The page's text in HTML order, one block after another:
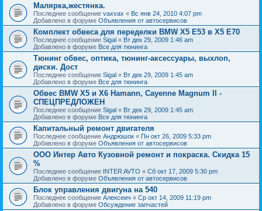
Малярка,жестянка.
Последнее сообщение vaxvax « Вс янв 24, 2010 4:07 pm
Добавлено в форуме Объявления от автосервисов
Комплект обвеса для переделки BMW X5 E53 в X5 E70
Последнее сообщение Sigal « Вт дек 29, 2009 1:46 am
Добавлено в форуме Все для тюнинга
Тюнинг обвес, оптика, тюнинг-аксессуары, выхлоп,
диски. Дост
Последнее сообщение Sigal « Вт дек 29, 2009 1:45 am
Добавлено в форуме Все для тюнинга
Обвес BMW X5 и X6 Hamann, Cayenne Magnum II -
СПЕЦПРЕДЛОЖЕН
Последнее сообщение Sigal « Вт дек 29, 2009 1:45 am
Добавлено в форуме Все для тюнинга
Капитальный ремонт двигателя
Последнее сообщение Андрюшок « Пн окт 26, 2009 5:33 pm
Добавлено в форуме Объявления от автосервисов
ООО Интер Авто Кузовной ремонт и покраска. Скидка 15
%
Последнее сообщение INTER AVTO « Сб окт 17, 2009 5:30 pm
Добавлено в форуме Объявления от автосервисов
Блок управления двигуна на 540
Последнее сообщение Алексеич « Ср окт 14, 2009 11:19 pm
Добавлено в форуме Обсуждение запчастей